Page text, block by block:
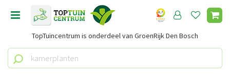
TopTuincentrum is onderdeel van GroenRijk Den Bosch